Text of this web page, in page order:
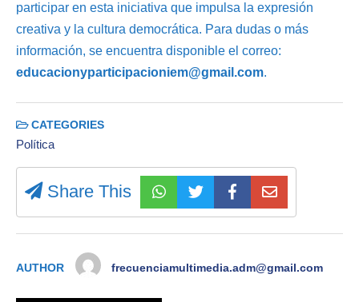
participar en esta iniciativa que impulsa la expresión
creativa y la cultura democrática. Para dudas o más
información, se encuentra disponible el correo:
educacionyparticipacioniem@gmail.com.
CATEGORIES
Política
Share This
AUTHOR frecuenciamultimedia.adm@gmail.com